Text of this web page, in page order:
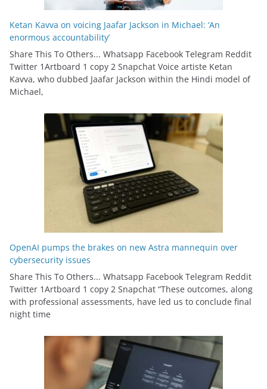
Ketan Kavva on voicing Jaafar Jackson in Michael: ‘An
enormous accountability’
Share This To Others... Whatsapp Facebook Telegram Reddit
Twitter 1Artboard 1 copy 2 Snapchat Voice artiste Ketan
Kavva, who dubbed Jaafar Jackson within the Hindi model of
Michael,
OpenAI pumps the brakes on new Astra mannequin over
cybersecurity issues
Share This To Others... Whatsapp Facebook Telegram Reddit
Twitter 1Artboard 1 copy 2 Snapchat “These outcomes, along
with professional assessments, have led us to conclude final
night time